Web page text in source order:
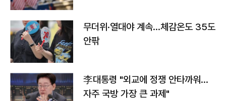
무더위·열대야 계속…체감온도 35도
안팎
李대통령 "외교에 정쟁 안타까워…
자주 국방 가장 큰 과제"